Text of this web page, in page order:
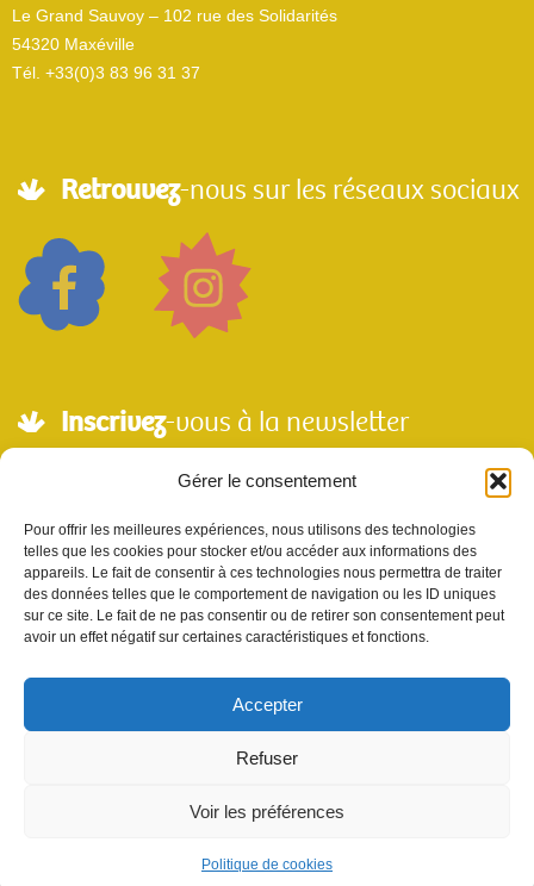
Gérer le consentement
Pour offrir les meilleures expériences, nous utilisons des technologies
telles que les cookies pour stocker et/ou accéder aux informations des
appareils. Le fait de consentir à ces technologies nous permettra de traiter
des données telles que le comportement de navigation ou les ID uniques
sur ce site. Le fait de ne pas consentir ou de retirer son consentement peut
avoir un effet négatif sur certaines caractéristiques et fonctions.
Accepter
Refuser
Voir les préférences
Politique de cookies
Le Grand Sauvoy – 102 rue des Solidarités
54320 Maxéville
Tél. +33(0)3 83 96 31 37
Retrouvez-nous sur les réseaux sociaux
Inscrivez-vous à la newsletter
Nom
Votre e-mail sera utilisé uniquement pour nous permettre de vous envoyer notre
désinscrire en utilisant le lien se désabonner de la newsletter.